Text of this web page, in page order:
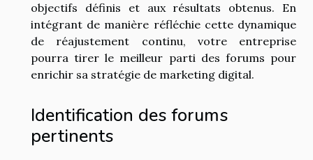
objectifs définis et aux résultats obtenus. En
intégrant de manière réfléchie cette dynamique
de réajustement continu, votre entreprise
pourra tirer le meilleur parti des forums pour
enrichir sa stratégie de marketing digital.
Identification des forums
pertinents